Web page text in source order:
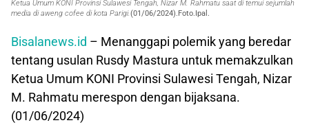
Ketua Umum KONI Provinsi Sulawesi Tengah, Nizar M. Rahmatu saat di temui sejumlah
media di aweng cofee di kota Parigi.(01/06/2024).Foto.Ipal.
Bisalanews.id – Menanggapi polemik yang beredar
tentang usulan Rusdy Mastura untuk memakzulkan
Ketua Umum KONI Provinsi Sulawesi Tengah, Nizar
M. Rahmatu merespon dengan bijaksana.
(01/06/2024)